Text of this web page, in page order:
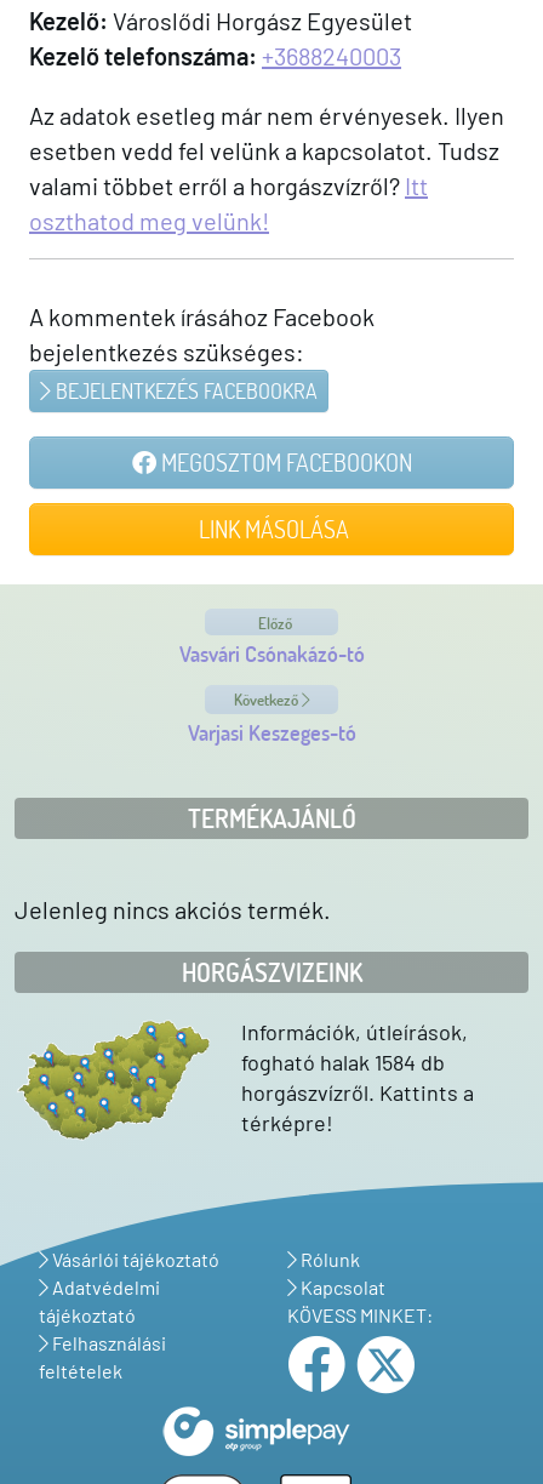
Kezelő: Városlődi Horgász Egyesület
Kezelő telefonszáma: +3688240003
Az adatok esetleg már nem érvényesek. Ilyen
esetben vedd fel velünk a kapcsolatot. Tudsz
valami többet erről a horgászvízről? Itt
oszthatod meg velünk!
A kommentek írásához Facebook
bejelentkezés szükséges:
BEJELENTKEZÉS FACEBOOKRA
MEGOSZTOM FACEBOOKON
LINK MÁSOLÁSA
Előző
Vasvári Csónakázó-tó
Következő
Varjasi Keszeges-tó
TERMÉKAJÁNLÓ
Jelenleg nincs akciós termék.
HORGÁSZVIZEINK
Információk, útleírások,
fogható halak 1584 db
horgászvízről. Kattints a
térképre!
Vásárlói tájékoztató
Adatvédelmi
tájékoztató
Felhasználási
feltételek
Rólunk
Kapcsolat
KÖVESS MINKET: